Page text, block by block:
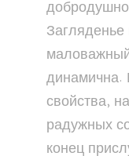
динамична.
свойства,
радужных
конец